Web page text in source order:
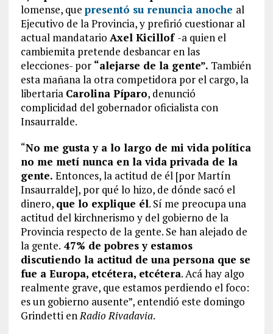
lomense, que presentó su renuncia anoche al
Ejecutivo de la Provincia, y prefirió cuestionar al
actual mandatario Axel Kicillof -a quien el
cambiemita pretende desbancar en las
elecciones- por“alejarse de la gente”. También
esta mañana la otra competidora por el cargo, la
libertaria Carolina Píparo, denunció
complicidad del gobernador oficialista con
Insaurralde.
“No me gusta y a lo largo de mi vida política
no me metí nunca en la vida privada de la
gente. Entonces, la actitud de él [por Martín
Insaurralde], por qué lo hizo, de dónde sacó el
dinero, que lo explique él. Sí me preocupa una
actitud del kirchnerismo y del gobierno de la
Provincia respecto de la gente. Se han alejado de
la gente. 47% de pobres y estamos
discutiendo la actitud de una persona que se
fue a Europa, etcétera, etcétera. Acá hay algo
realmente grave, que estamos perdiendo el foco:
es un gobierno ausente”, entendió este domingo
Grindetti enRadio Rivadavia.